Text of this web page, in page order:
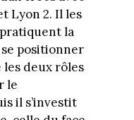
Lyon 2. Il les
la
positionner
deux rôles
le
il s’investit